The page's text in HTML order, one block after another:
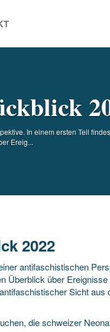
In einem ersten Teil
Ereig...
2022
antifaschistischen
Überblick über
Sicht aus
die schweizer